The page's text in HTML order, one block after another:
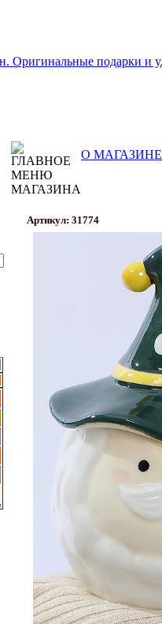
О МАГАЗИНЕ
Артикул: 31774